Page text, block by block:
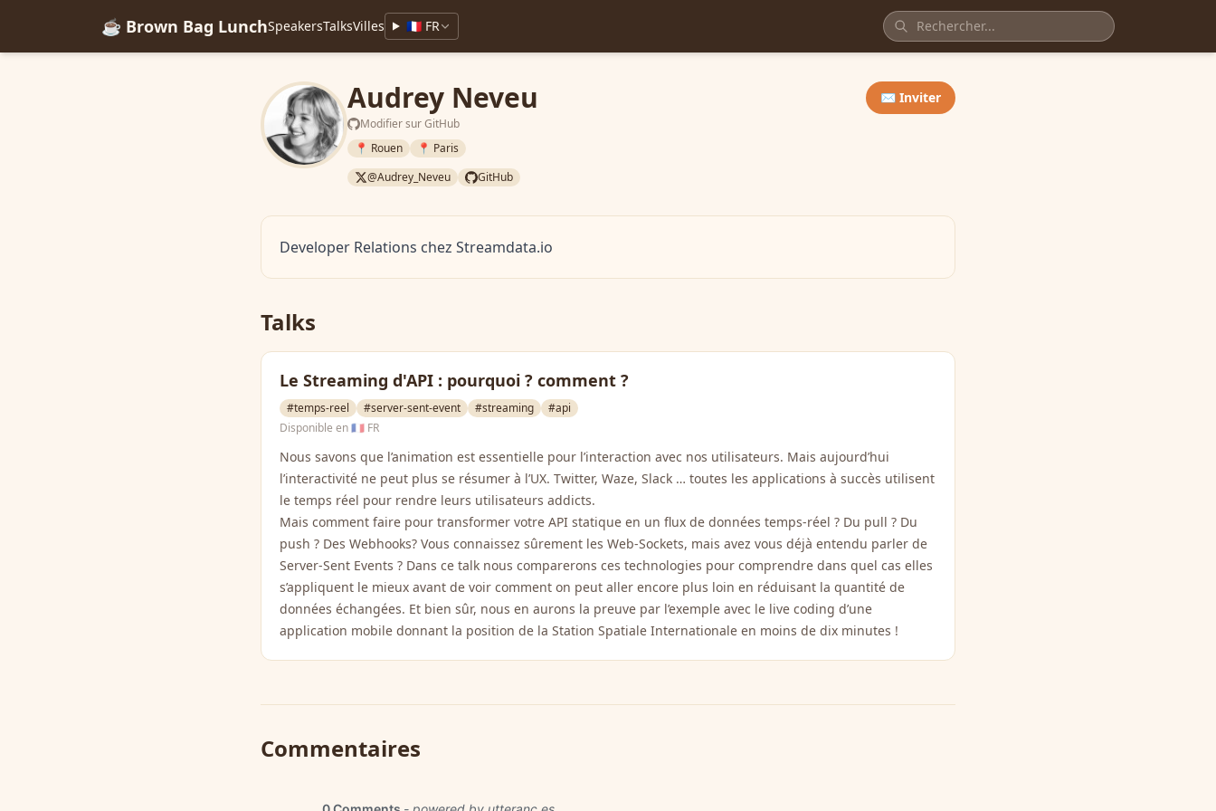
☕ Brown Bag LunchSpeakersTalksVilles 🇫🇷 FR
Audrey Neveu
Modifier sur GitHub
✉️ Inviter
📍 Rouen
📍 Paris
@Audrey_Neveu
GitHub
Developer Relations chez Streamdata.io
Talks
Le Streaming d'API : pourquoi ? comment ?
#temps-reel #server-sent-event #streaming
#api
Disponible en🇫🇷 FR
Nous savons que l’animation est essentielle pour l’interaction avec nos utilisateurs. Mais aujourd’hui
l’interactivité ne peut plus se résumer à l’UX. Twitter, Waze, Slack … toutes les applications à succès utilisent
le temps réel pour rendre leurs utilisateurs addicts.
Mais comment faire pour transformer votre API statique en un flux de données temps-réel ? Du pull ? Du
push ? Des Webhooks? Vous connaissez sûrement les Web-Sockets, mais avez vous déjà entendu parler de
Server-Sent Events ? Dans ce talk nous comparerons ces technologies pour comprendre dans quel cas elles
s’appliquent le mieux avant de voir comment on peut aller encore plus loin en réduisant la quantité de
données échangées. Et bien sûr, nous en aurons la preuve par l’exemple avec le live coding d’une
application mobile donnant la position de la Station Spatiale Internationale en moins de dix minutes !
Commentaires